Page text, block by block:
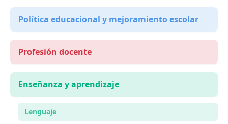
Política educacional y mejoramiento escolar
Profesión docente
Enseñanza y aprendizaje
Lenguaje